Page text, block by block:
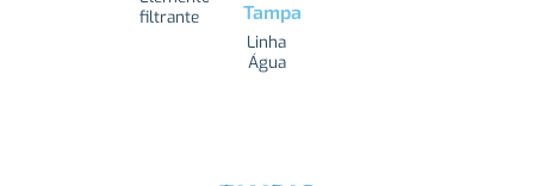
filtrante
Tampa
Linha
Água